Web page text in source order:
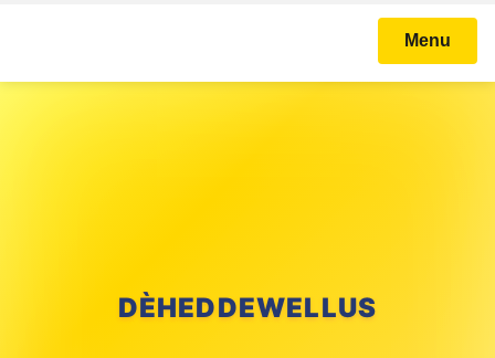
Menu
DÈHEDDEWELLUS